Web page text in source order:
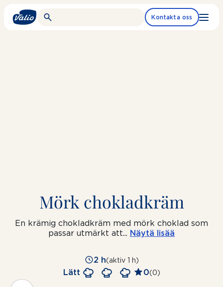
Kontakta oss
Mörk chokladkräm
En krämig chokladkräm med mörk choklad som
passar utmärkt att... Näytä lisää
2 h(aktiv 1 h)
Lätt 0(0)